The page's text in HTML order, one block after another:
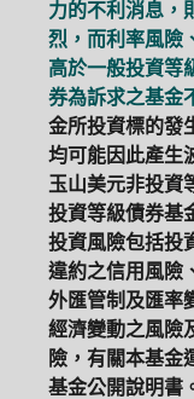
力的不利消息，
烈，而利率風險
高於一般投資等
券為訴求之基金
金所投資標的發
均可能因此產生
玉山美元非投資
投資等級債券基
投資風險包括投
違約之信用風險
外匯管制及匯率
經濟變動之風險
險，有關本基金
基金公開說明書